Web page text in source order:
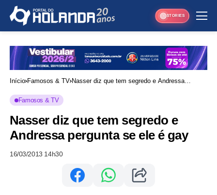
STORIES
Início Famosos & TV Nasser diz que tem segredo e Andressa
Famosos & TV
Nasser diz que tem segredo e
Andressa pergunta se ele é gay
16/03/2013 14h30